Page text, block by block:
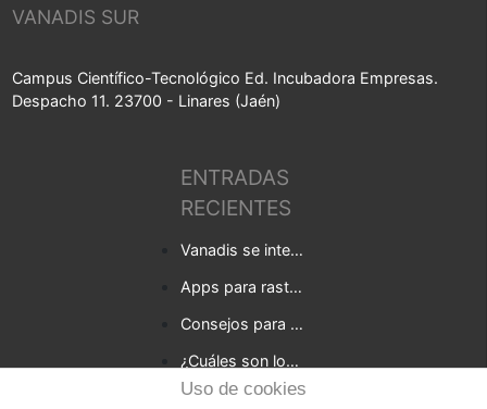
ENTRADAS
RECIENTES
Vanadis se integra en Baufest
Apps para rastrear la covid-19 en tu empresa
Consejos para empresas que quieren desarrollar una app
¿Cuáles son los beneficios de una consultoría digital para tu negocio?
5 Tendencias en el desarrollo de web apps para 2021
VANADIS SUR
Campus Científico-Tecnológico Ed. Incubadora Empresas.
Despacho 11. 23700 - Linares (Jaén)
Uso de cookies